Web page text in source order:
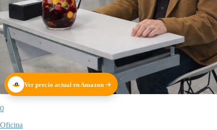
Ver precio actual en Amazon
0
Oficina